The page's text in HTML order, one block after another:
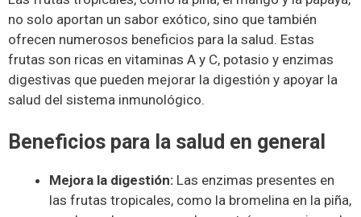
no solo aportan un sabor exótico, sino que también
ofrecen numerosos beneficios para la salud. Estas
frutas son ricas en vitaminas A y C, potasio y enzimas
digestivas que pueden mejorar la digestión y apoyar la
salud del sistema inmunológico.
Beneficios para la salud en general
Mejora la digestión: Las enzimas presentes en
las frutas tropicales, como la bromelina en la piña,